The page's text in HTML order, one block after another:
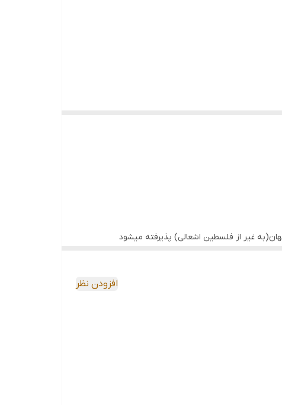
غیر از فلسطین اشعالی) پذیرفته میشود
افزودن نظر